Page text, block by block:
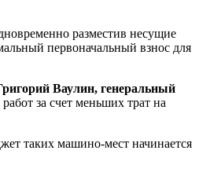
разместив несущие
первоначальный взнос для
Ваулин, генеральный
за счет меньших трат на
таких машино-мест начинается